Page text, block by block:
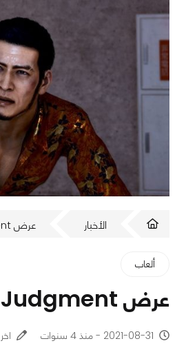
الأخبار عرض Lost Judgment يركز على طاقم التمثيل الغربي
ألعاب
عرض Lost Judgment يركز على طاقم التمثيل الغربي
2021-08-31 - منذ 4 سنوات اخر